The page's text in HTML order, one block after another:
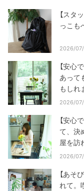
【スタ
っこも
2026/
【安心
あって
もしれ
2026/
【安心
て、決
屋を訪
2026/
【あそ
れて。